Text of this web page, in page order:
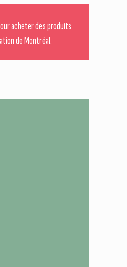
acheter des produits
de Montréal.